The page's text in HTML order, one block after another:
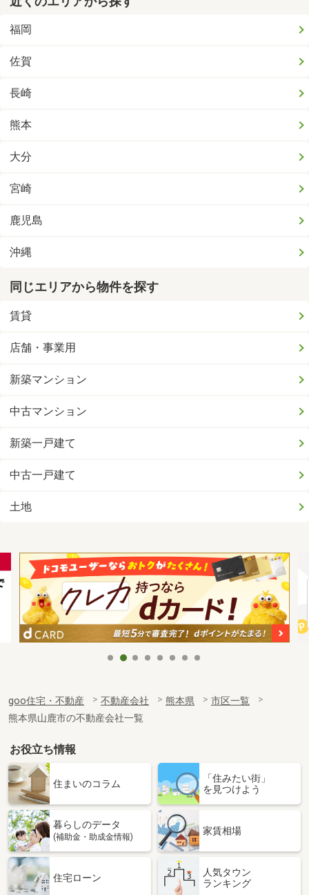
福岡
佐賀
長崎
熊本
大分
宮崎
鹿児島
沖縄
同じエリアから物件を探す
賃貸
店舗・事業用
新築マンション
中古マンション
新築一戸建て
中古一戸建て
土地
goo住宅・不動産 不動産会社 熊本県
市区一覧
熊本県山鹿市の不動産会社一覧
お役立ち情報
住まいのコラム
「住みたい街」
を見つけよう
暮らしのデータ
(補助金・助成金情報)
家賃相場
住宅ローン
人気タウン
ランキング